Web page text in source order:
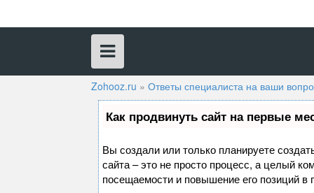
Zohooz.ru » Ответы специалиста на ваши
Как продвинуть сайт на первые
Вы создали или только планируете
сайта – это не просто процесс, а целый
посещаемости и повышение его позиций в